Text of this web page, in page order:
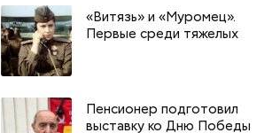
«Витязь» и «Муромец».
Первые среди тяжелых
Пенсионер подготовил
выставку ко Дню Победы